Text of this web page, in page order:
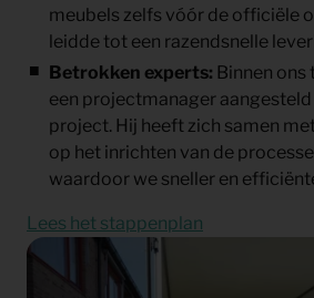
meubels zelfs vóór de officiële
leidde tot een razendsnelle
Betrokken experts: Binnen ons
een projectmanager
project. Hij heeft zich samen
op het inrichten van de
waardoor we sneller en
Lees het stappenplan